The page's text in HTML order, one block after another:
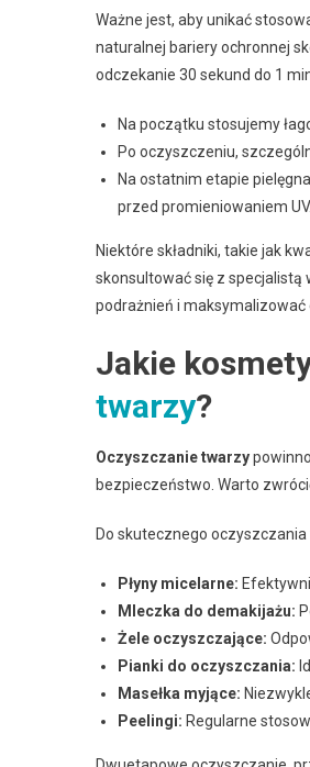
Ważne jest, aby unikać
naturalnej bariery ochronnej
odczekanie 30 sekund do 1
Na początku stosujemy
Po oczyszczeniu,
Na ostatnim etapie
przed promieniowaniem UV.
Niektóre składniki, takie jak
skonsultować się z
podrażnień i
Jakie
twarzy?
Oczyszczanie twarzy
bezpieczeństwo. Warto
Do skutecznego
Płyny micelarne:
Mleczka do demakijażu:
Żele oczyszczające:
Pianki do oczyszczania:
Masełka myjące:
Peelingi: Regularne